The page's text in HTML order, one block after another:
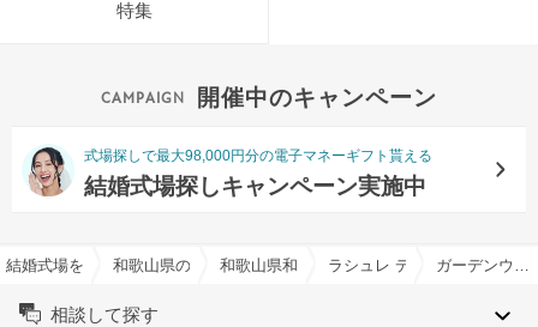
特集
開催中のキャンペーン
式場探しで最大98,000円分の電子マネーギフト貰える
結婚式場探しキャンペーン実施中
結婚式場を探すならハナユメ和歌山県の結婚式場一覧和歌山県和歌山市の結婚式場一覧
ラシュレ ディアコートで結
相談して探す